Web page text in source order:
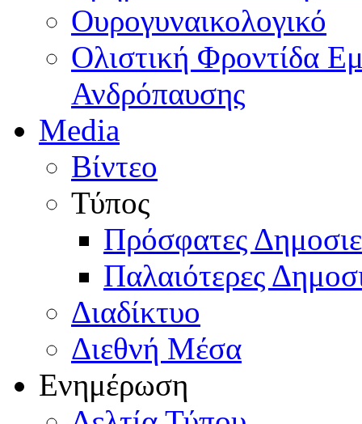
Ουρογυναικολογικό
Ολιστική Φροντίδα
Ανδρόπαυσης
Media
Βίντεο
Τύπος
Πρόσφατες
Παλαιότερες
Διαδίκτυο
Διεθνή Μέσα
Ενημέρωση